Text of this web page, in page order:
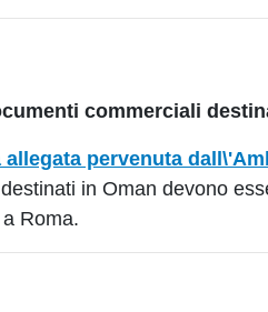
commerciali
allegata pervenuta
in Oman devono
Roma.